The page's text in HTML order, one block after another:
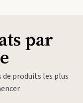
par
produits les plus